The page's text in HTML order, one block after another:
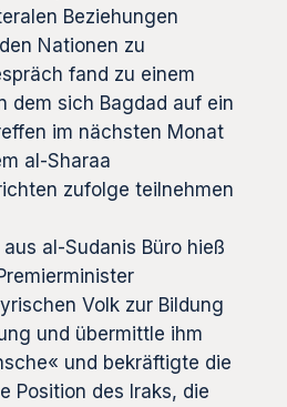
Beziehungen
Nationen zu
fand zu einem
dem sich Bagdad auf ein
im nächsten Monat
al-Sharaa
zufolge teilnehmen
al-Sudanis Büro hieß
Volk zur Bildung
und übermittle ihm
und bekräftigte die
Position des Iraks, die